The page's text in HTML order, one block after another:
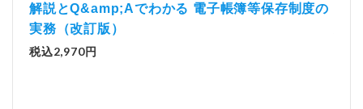
解説とQ&amp;Aでわかる 電子帳簿等保存制度の
実務（改訂版）
税込2,970円